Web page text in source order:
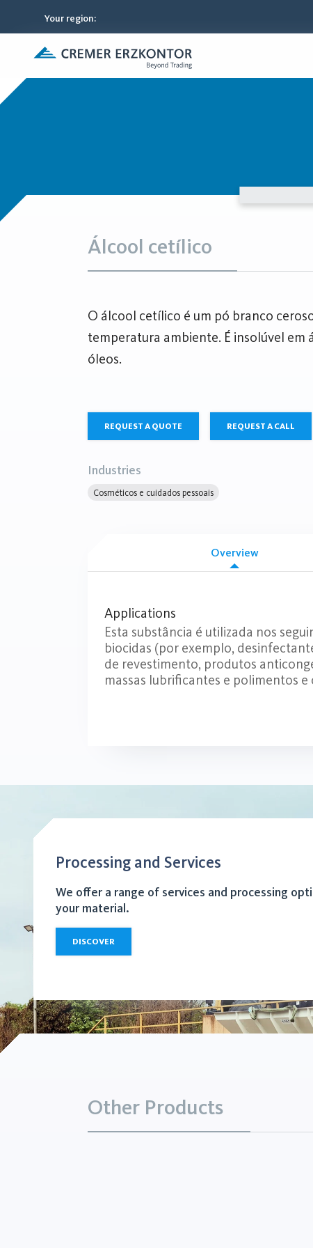
Your region:
Álcool cetílico
O álcool cetílico é um pó branco
temperatura ambiente. É insolúvel em
óleos.
REQUEST A QUOTE REQUEST A CALL
Industries
Cosméticos e cuidados pessoais
Overview
Applications
Esta substância é utilizada nos
biocidas (por exemplo,
de revestimento, produtos
massas lubrificantes e polimentos e
Processing and Services
We offer a range of services and processing
your material.
DISCOVER
Other Products